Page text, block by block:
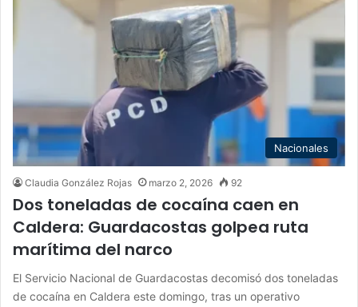
Nacionales
Claudia González Rojas marzo 2, 2026 92
Dos toneladas de cocaína caen en
Caldera: Guardacostas golpea ruta
marítima del narco
El Servicio Nacional de Guardacostas decomisó dos toneladas
de cocaína en Caldera este domingo, tras un operativo